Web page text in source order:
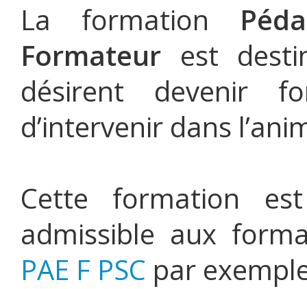
La formation
Formateur est
désirent devenir
d’intervenir dans
Cette formation
admissible aux
PAE F PSC par